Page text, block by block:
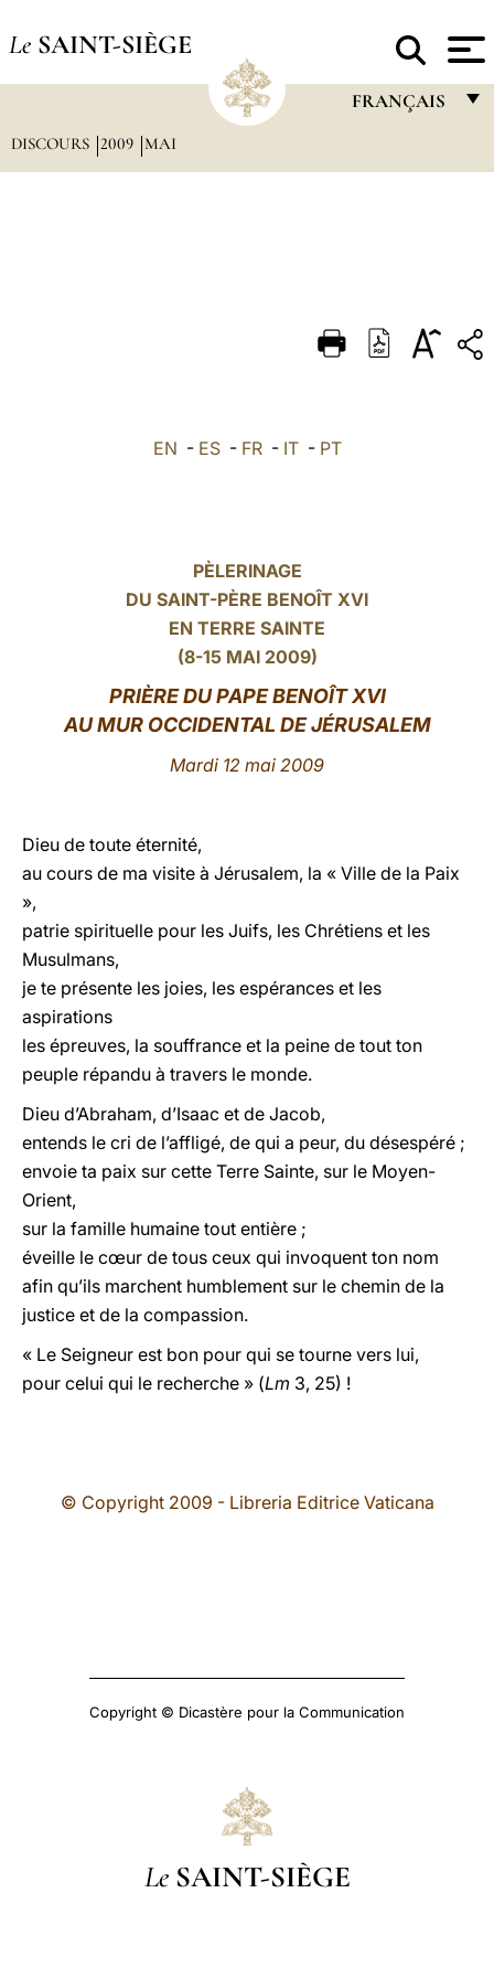
Le SAINT-SIÈGE
FRANÇAIS
DEUTSCH
DISCOURS 2009 MAI
EN - ES- FR- IT- PT
PÈLERINAGE
DU SAINT-PÈRE BENOÎT XVI
EN TERRE SAINTE
(8-15 MAI 2009)
PRIÈREDU PAPE BENOÎT XVI
AU MUR OCCIDENTAL DE JÉRUSALEM
Mardi 12 mai 2009
Dieu de toute éternité,
au cours de ma visite à Jérusalem, la « Ville de la Paix
»,
patrie spirituelle pour les Juifs, les Chrétiens et les
Musulmans,
je te présente les joies, les espérances et les
aspirations
les épreuves, la souffrance et la peine de tout ton
peuple répandu à travers le monde.
Dieu d’Abraham, d’Isaac et de Jacob,
entends le cri de l’affligé, de qui a peur, du désespéré ;
envoie ta paix sur cette Terre Sainte, sur le Moyen-
Orient,
sur la famille humaine tout entière ;
éveille le cœur de tous ceux qui invoquent ton nom
afin qu’ils marchent humblement sur le chemin de la
justice et de la compassion.
« Le Seigneur est bon pour qui se tourne vers lui,
pour celui qui le recherche » (Lm 3, 25) !
© Copyright 2009 - Libreria Editrice Vaticana
Copyright © Dicastère pour la Communication
Le SAINT-SIÈGE